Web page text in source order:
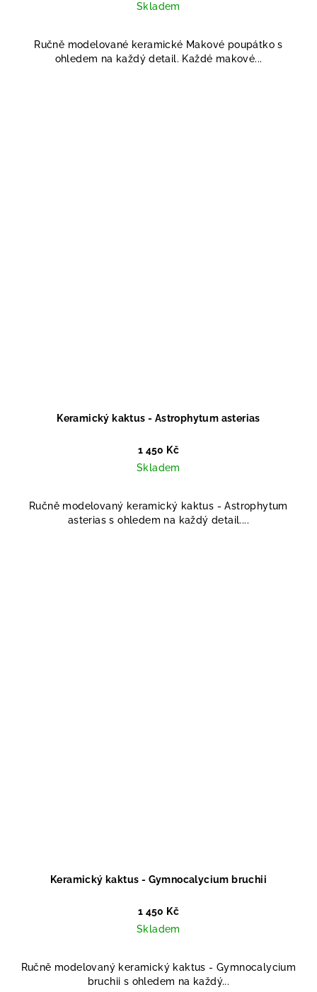
Skladem
Ručně modelované keramické Makové poupátko s
ohledem na každý detail. Každé makové...
Keramický kaktus - Astrophytum asterias
1 450 Kč
Skladem
Ručně modelovaný keramický kaktus - Astrophytum
asterias s ohledem na každý detail....
Keramický kaktus - Gymnocalycium bruchii
1 450 Kč
Skladem
Ručně modelovaný keramický kaktus - Gymnocalycium
bruchii s ohledem na každý...